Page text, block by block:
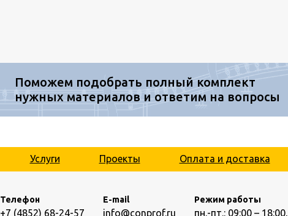
Поможем подобрать полный комплект
нужных материалов и ответим на вопросы
Услуги Проекты Оплата и доставка
Телефон
+7 (4852) 68-24-57
E-mail
info@conprof.ru
Режим работы
пн.-пт.: 09:00 – 18:00,